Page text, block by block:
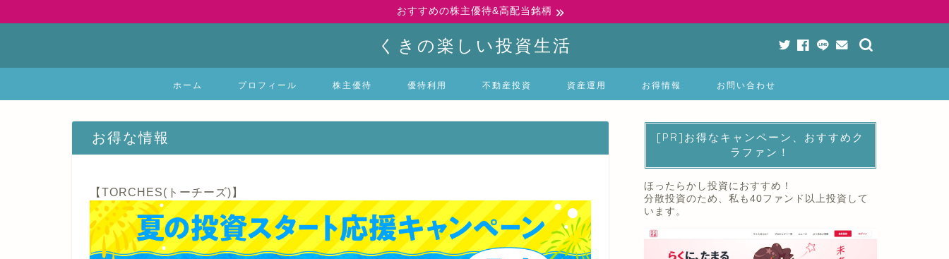
おすすめの株主優待&高配当銘柄
くきの楽しい投資生活
ホーム プロフィール 株主優待 優待利用 不動産投資 資産運用 お得情報 お問い合わせ
お得な情報
【TORCHES(トーチーズ)】
[PR]お得なキャンペーン、おすすめク
ラファン！
ほったらかし投資におすすめ！
分散投資のため、私も40ファンド以上投資して
います。